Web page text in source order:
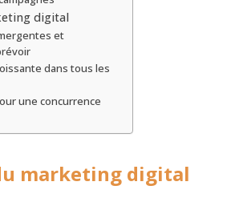
digital
et
dans tous les
une concurrence
marketing digital